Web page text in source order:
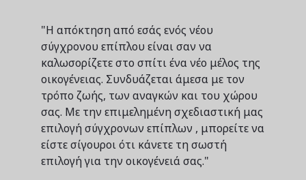
"Η απόκτηση από εσάς ενός νέου
σύγχρονου επίπλου είναι σαν να
καλωσορίζετε στο σπίτι ένα νέο μέλος της
οικογένειας. Συνδυάζεται άμεσα με τον
τρόπο ζωής, των αναγκών και του χώρου
σας. Με την επιμελημένη σχεδιαστική μας
επιλογή σύγχρονων επίπλων , μπορείτε να
είστε σίγουροι ότι κάνετε τη σωστή
επιλογή για την οικογένειά σας."